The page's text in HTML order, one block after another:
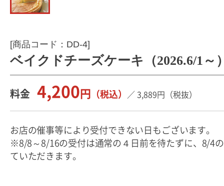
[商品コード：DD-4]
ベイクドチーズケーキ（2026.6/1～
料金 4,200 円 （税込） ／ 3,889円 （税抜）
お店の催事等により受付できない日もございます。
※8/8～8/16の受付は通常の４日前を待たずに、8/4
ていただきます。